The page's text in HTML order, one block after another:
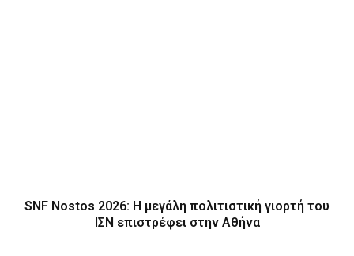
SNF Nostos 2026: Η μεγάλη πολιτιστική γιορτή του
ΙΣΝ επιστρέφει στην Αθήνα